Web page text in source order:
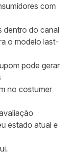
com
dentro do canal
o modelo last-
pode gerar
no costumer
estado atual e